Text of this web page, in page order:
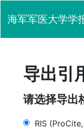
海军军医大学学
导出引
请选择导出
RIS